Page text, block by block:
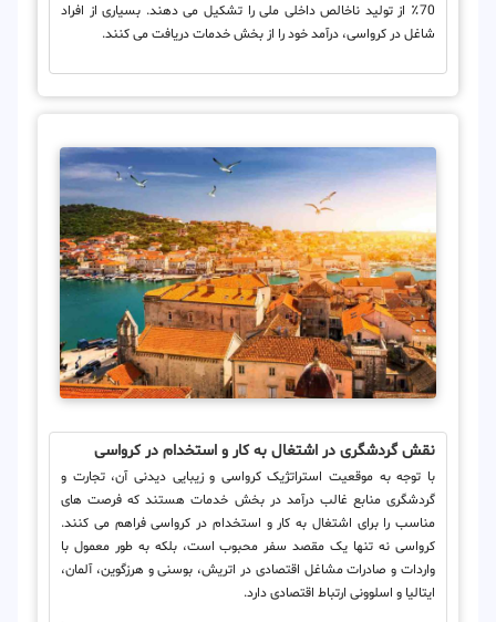
70٪ از تولید ناخالص داخلی ملی را تشکیل می دهند. بسیاری از افراد
شاغل در کرواسی، درآمد خود را از بخش خدمات دریافت می کنند.
نقش گردشگری در اشتغال به کار و استخدام در کرواسی
با توجه به موقعیت استراتژیک کرواسی و زیبایی دیدنی آن، تجارت و
گردشگری منابع غالب درآمد در بخش خدمات هستند که فرصت های
مناسب را برای اشتغال به کار و استخدام در کرواسی فراهم می کنند.
کرواسی نه تنها یک مقصد سفر محبوب است، بلکه به طور معمول با
واردات و صادرات مشاغل اقتصادی در اتریش، بوسنی و هرزگوین، آلمان،
ایتالیا و اسلوونی ارتباط اقتصادی دارد.